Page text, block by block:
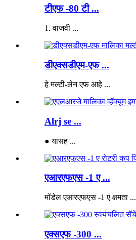
टीएफ -80 टी ...
1. वाजवी ...
डीएक्सडीएम-एफ ...
हे मल्टी-लेन एफ आहे ...
Alrj se ...
● यासह ...
एआरएफएस -1 ए ...
मॉडेल एआरएफएस -1 ए क्षमता ...
एक्सएफ -300 ...